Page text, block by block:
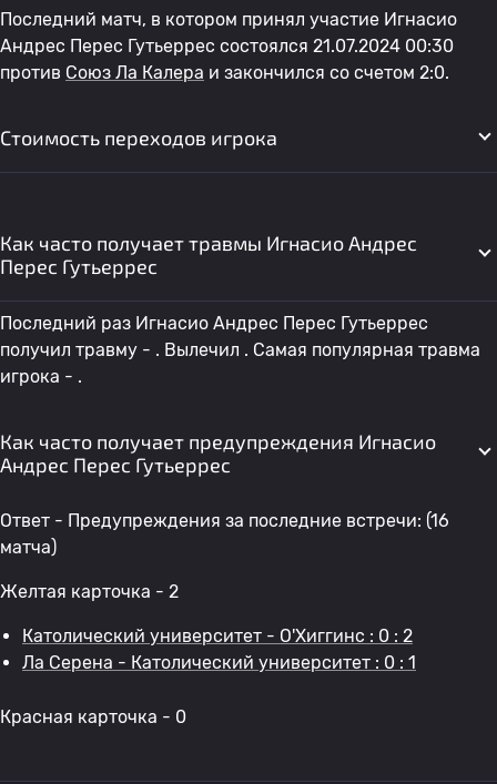
Последний матч, в котором принял участие Игнасио
Андрес Перес Гутьеррес состоялся 21.07.2024 00:30
против Союз Ла Калера и закончился со счетом 2:0.
Стоимость переходов игрока
Как часто получает травмы Игнасио Андрес
Перес Гутьеррес
Последний раз Игнасио Андрес Перес Гутьеррес
получил травму - . Вылечил . Самая популярная травма
игрока - .
Как часто получает предупреждения Игнасио
Андрес Перес Гутьеррес
Ответ - Предупреждения за последние встречи: (16
матча)
Желтая карточка - 2
Католический университет - О'Хиггинс : 0 : 2
Ла Серена - Католический университет : 0 : 1
Красная карточка - 0